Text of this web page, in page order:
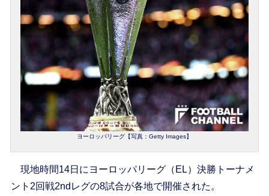
ヨーロッパリーグ【写真：Getty Images】
現地時間14日にヨーロッパリーグ（EL）決勝トーナメ
ント2回戦2ndレグの8試合が各地で開催された。